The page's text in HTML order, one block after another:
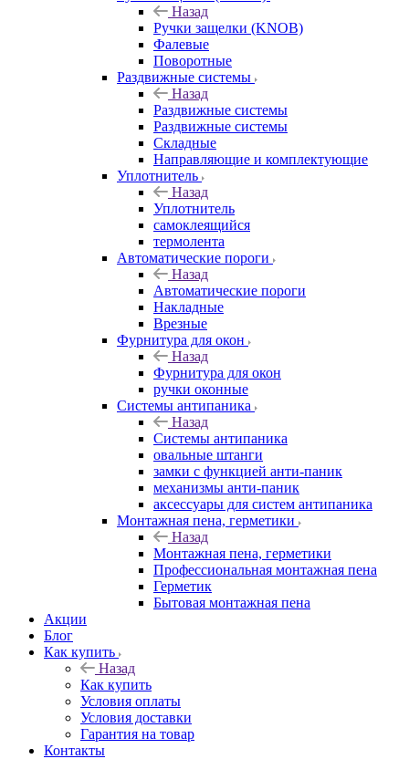
Назад
Ручки защелки (KNOB)
Фалевые
Поворотные
Раздвижные системы
Назад
Раздвижные системы
Раздвижные системы
Складные
Направляющие и комплектующие
Уплотнитель
Назад
Уплотнитель
самоклеящийся
термолента
Автоматические пороги
Назад
Автоматические пороги
Накладные
Врезные
Фурнитура для окон
Назад
Фурнитура для окон
ручки оконные
Системы антипаника
Назад
Системы антипаника
овальные штанги
замки с функцией анти-паник
механизмы анти-паник
аксессуары для систем антипаника
Монтажная пена, герметики
Назад
Монтажная пена, герметики
Профессиональная монтажная пена
Герметик
Бытовая монтажная пена
Акции
Блог
Как купить
Назад
Как купить
Условия оплаты
Условия доставки
Гарантия на товар
Контакты